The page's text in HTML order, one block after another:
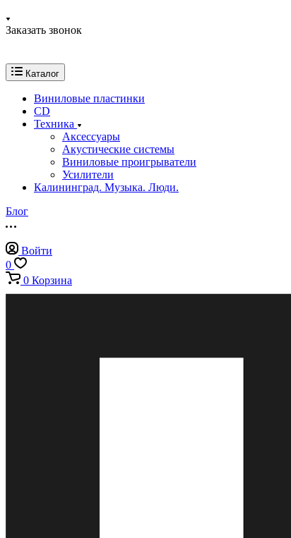
Заказать звонок
Каталог
Виниловые пластинки
CD
Техника
Аксессуары
Акустические системы
Виниловые проигрыватели
Усилители
Калининград. Музыка. Люди.
Блог
Войти
0
0 Корзина